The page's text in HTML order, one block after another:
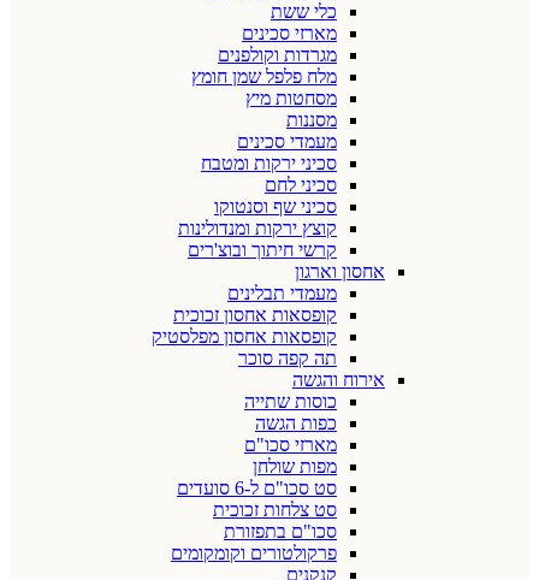
כלי ששת
מארזי סכינים
מגרדות וקולפנים
מלח פלפל שמן חומץ
מסחטות מיץ
מסננות
מעמדי סכינים
סכיני ירקות ומטבח
סכיני לחם
סכיני שף וסנטוקו
קוצץ ירקות ומנדולינות
קרשי חיתוך ובוצ'רים
אחסון וארגון
מעמדי תבלינים
קופסאות אחסון זכוכית
קופסאות אחסון מפלסטיק
תה קפה סוכר
אירוח והגשה
כוסות שתייה
כפות הגשה
מארזי סכו"ם
מפות שולחן
סט סכו"ם ל-6 סועדים
סט צלחות זכוכית
סכו"ם בתפזורת
פרקולטורים וקומקומים
קנקנים